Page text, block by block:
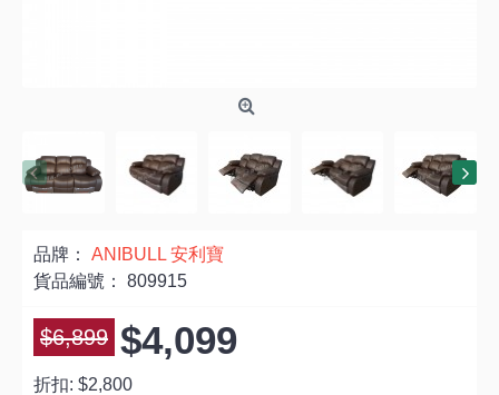
品牌： ANIBULL 安利寶
貨品編號： 809915
$6,899 $4,099
折扣: $2,800